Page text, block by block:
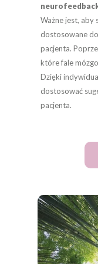
Ważne jest, aby
dostosowane
pacjenta.
które fale
Dzięki
dostosować
pacjenta.